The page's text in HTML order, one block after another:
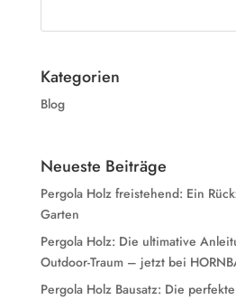
Kategorien
Blog
Neueste Beiträge
Pergola Holz freistehend: Ein
Garten
Pergola Holz: Die ultimative
Outdoor-Traum – jetzt bei
Pergola Holz Bausatz: Die